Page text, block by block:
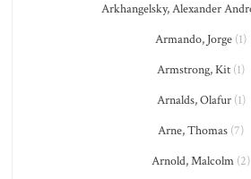
Arkhangelsky, Alexander
Armando, Jorge (1)
Armstrong, Kit (1)
Arnalds, Olafur(1)
Arne, Thomas (7)
Arnold, Malcolm (2)